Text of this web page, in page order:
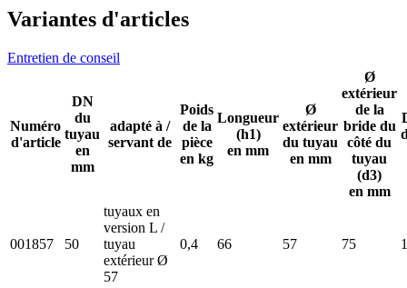
Variantes d'articles
Entretien de conseil
Numéro
d'article
DN
du
tuyau
en
mm
adapté à /
servant de
Poids
de la
pièce
en kg
Longueur
(h1)
en mm
Ø
extérieur
du tuyau
en mm
Ø
extérieur
de la
bride du
côté du
tuyau
(d3)
en mm
001857 50
tuyaux en
version L /
tuyau
extérieur Ø
57
0,4 66 57 75